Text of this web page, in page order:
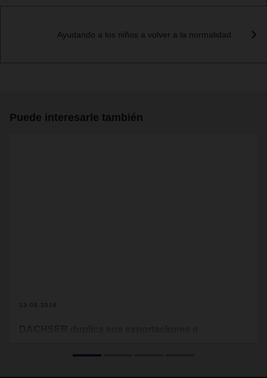
Ayudando a los niños a volver a la normalidad
Puede interesarle también
13.09.2018
las delegaciones de DACHSER en España y Corea en el